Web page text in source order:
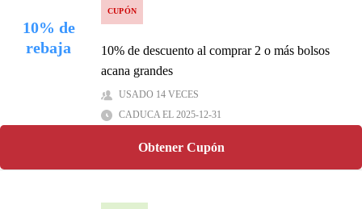
10% de
rebaja
CUPÓN
10% de descuento al comprar 2 o más bolsos
acana grandes
USADO 14 VECES
CADUCA EL 2025-12-31
Obtener Cupón